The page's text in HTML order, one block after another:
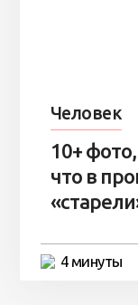
Человек
10+
что в
4 минуты